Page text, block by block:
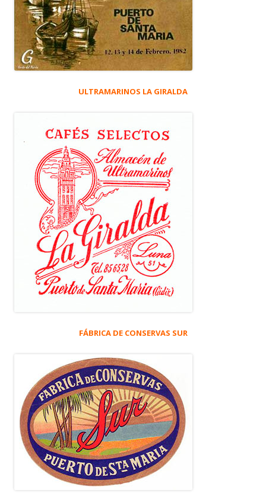
ULTRAMARINOS LA GIRALDA
FÁBRICA DE CONSERVAS SUR